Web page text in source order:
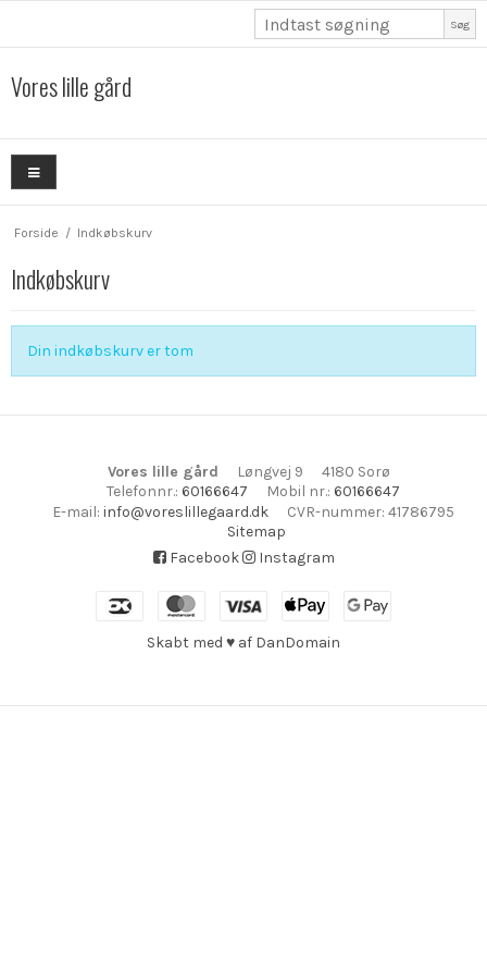
Søg
Vores lille gård
Forside / Indkøbskurv
Indkøbskurv
Din indkøbskurv er tom
Vores lille gård Løngvej 9
4180 Sorø
Telefonnr.: 60166647 Mobil nr.: 60166647
E-mail: info@voreslillegaard.dk CVR-nummer: 41786795
Sitemap
Facebook
Instagram
Skabt med ♥ af DanDomain